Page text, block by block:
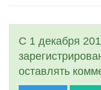
С 1 декабря
оставлять